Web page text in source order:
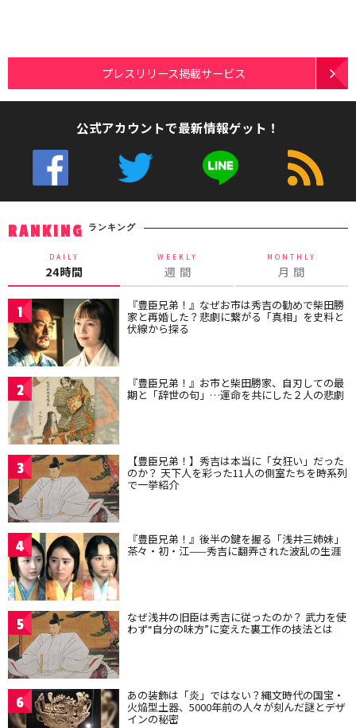
プレスリリース掲載サービス
公式アカウントで最新情報ゲット！
RANKING ランキング
DAILY
24時間
WEEKLY
週 間
MONTHLY
月 間
1 『豊臣兄弟！』なぜお市は秀吉の勧めで柴田勝
家と再婚した？悲劇に繋がる「真相」を史料と
伏線から探る
2 『豊臣兄弟！』お市と柴田勝家、自刃しての最
期と「辞世の句」…運命を共にした２人の悲劇
3 【豊臣兄弟！】秀吉は本当に「女狂い」だった
のか？ 天下人を彩った11人の側室たちを時系列
で一挙紹介
4 『豊臣兄弟！』後半の鍵を握る「浅井三姉妹」
茶々・初・江——秀吉に翻弄された波乱の生涯
5 なぜ浅井の旧臣は秀吉に従ったのか？ 武力を使
わず“自分の味方”に変えた裏工作の技法とは
6 あの装飾は「炎」ではない？縄文時代の国宝・
火焔型土器、5000年前の人々が刻んだ謎とデザ
インの秘密